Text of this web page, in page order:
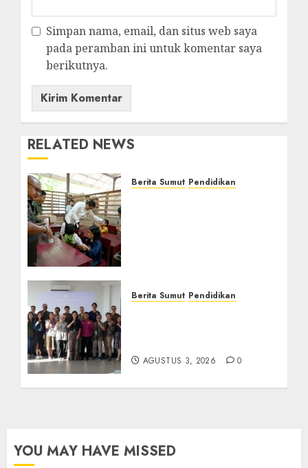
Simpan nama, email, dan situs web saya
pada peramban ini untuk komentar saya
berikutnya.
RELATED NEWS
Berita Sumut Pendidikan
Berita Sumut Pendidikan
AGUSTUS 3, 2026 0
YOU MAY HAVE MISSED